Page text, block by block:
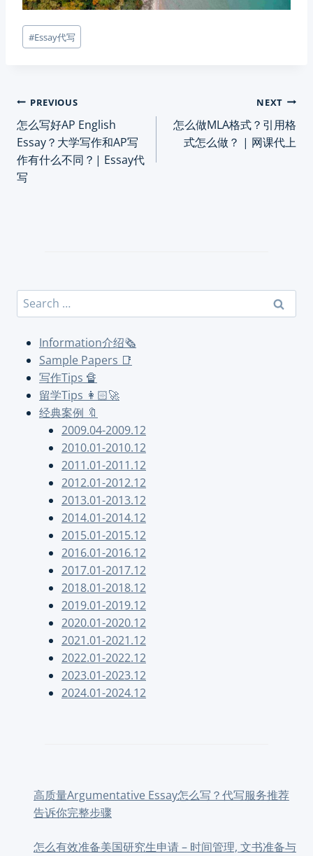
Post
Tags:
#Essay代写
Post
navigation
PREVIOUS
怎么写好AP English
Essay？大学写作和AP写
作有什么不同？| Essay代
写
NEXT
怎么做MLA格式？引用格
式怎么做？ | 网课代上
Search
for:
Information介绍🗞
Sample Papers 📑
写作Tips 🔏
留学Tips 👩🏻‍🚀
经典案例 🔖
2009.04-2009.12
2010.01-2010.12
2011.01-2011.12
2012.01-2012.12
2013.01-2013.12
2014.01-2014.12
2015.01-2015.12
2016.01-2016.12
2017.01-2017.12
2018.01-2018.12
2019.01-2019.12
2020.01-2020.12
2021.01-2021.12
2022.01-2022.12
2023.01-2023.12
2024.01-2024.12
高质量Argumentative Essay怎么写？代写服务推荐
告诉你完整步骤
怎么有效准备美国研究生申请 – 时间管理, 文书准备与